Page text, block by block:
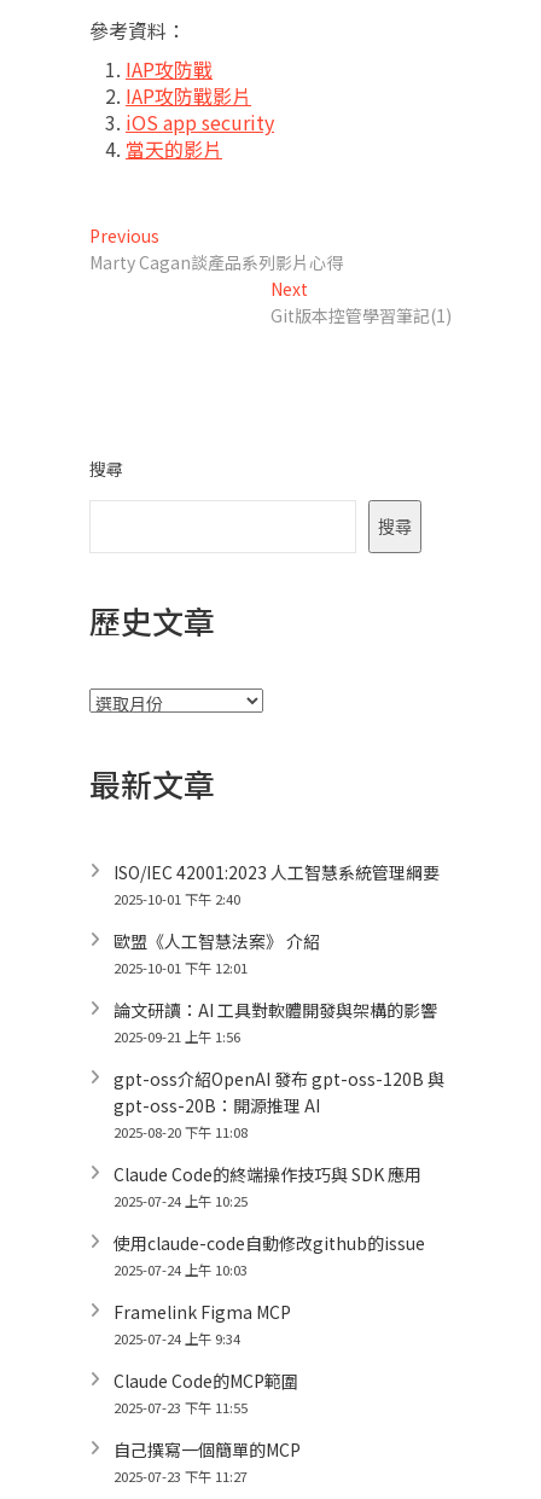
參考資料：
IAP攻防戰
IAP攻防戰影片
iOS app security
當天的影片
文
章
Previous
post:
Marty Cagan談產品系列影片心得
Next
post:
Git版本控管學習筆記(1)
搜尋
搜尋
歷史文章
彙
最新文章
ISO/IEC 42001:2023 人工智慧系統管理綱要
2025-10-01 下午 2:40
歐盟《人工智慧法案》 介紹
2025-10-01 下午 12:01
論文研讀：AI 工具對軟體開發與架構的影響
2025-09-21 上午 1:56
gpt-oss介紹OpenAI 發布 gpt-oss-120B 與
gpt-oss-20B：開源推理 AI
2025-08-20 下午 11:08
Claude Code的終端操作技巧與 SDK 應用
2025-07-24 上午 10:25
使用claude-code自動修改github的issue
2025-07-24 上午 10:03
Framelink Figma MCP
2025-07-24 上午 9:34
Claude Code的MCP範圍
2025-07-23 下午 11:55
自己撰寫一個簡單的MCP
2025-07-23 下午 11:27